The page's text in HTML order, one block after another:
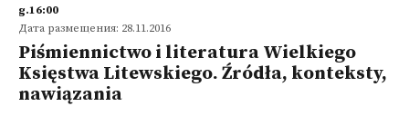
g.16:00
Дата размещения: 28.11.2016
Piśmiennictwo i literatura Wielkiego
Księstwa Litewskiego. Źródła, konteksty,
nawiązania